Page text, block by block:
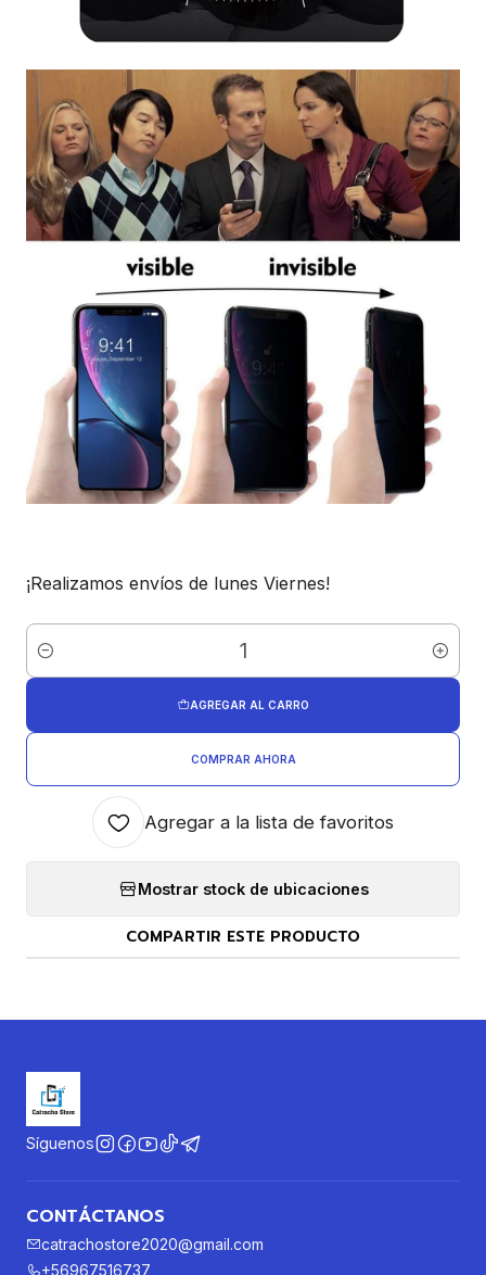
¡Realizamos envíos de lunes Viernes!
Cantidad
AGREGAR AL CARRO
COMPRAR AHORA
Agregar a la lista de favoritos
Mostrar stock de ubicaciones
COMPARTIR ESTE PRODUCTO
Síguenos
CONTÁCTANOS
catrachostore2020@gmail.com
+56967516737